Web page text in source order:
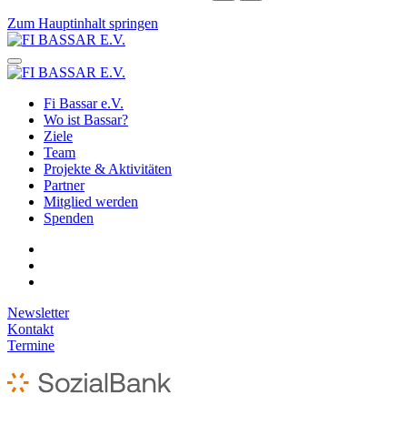
Zum Hauptinhalt springen
Fi Bassar e.V.
Wo ist Bassar?
Ziele
Team
Projekte & Aktivitäten
Partner
Mitglied werden
Spenden
Newsletter
Kontakt
Termine